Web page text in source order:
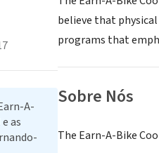
believe that
programs that
Sobre Nós
The Earn-A-Bike
A-
as